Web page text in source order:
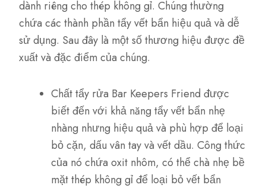
dành riêng cho thép không gỉ. Chúng thường
chứa các thành phần tẩy vết bẩn hiệu quả và dễ
sử dụng. Sau đây là một số thương hiệu được đề
xuất và đặc điểm của chúng.
Chất tẩy rửa Bar Keepers Friend được
biết đến với khả năng tẩy vết bẩn nhẹ
nhàng nhưng hiệu quả và phù hợp để loại
bỏ cặn, dấu vân tay và vết dầu. Công thức
của nó chứa oxit nhôm, có thể chà nhẹ bề
mặt thép không gỉ để loại bỏ vết bẩn